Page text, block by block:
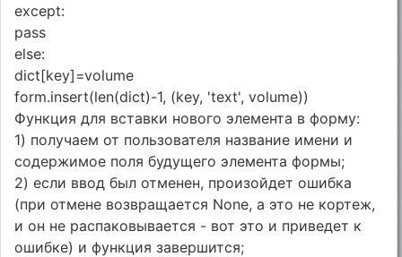
except:
pass
else:
dict[key]=volume
form.insert(len(dict)-1, (key, 'text', volume))
Функция для вставки нового элемента в форму:
1) получаем от пользователя название имени и
содержимое поля будущего элемента формы;
2) если ввод был отменен, произойдет ошибка
(при отмене возвращается None, а это не кортеж,
и он не распаковывается - вот это и приведет к
ошибке) и функция завершится;